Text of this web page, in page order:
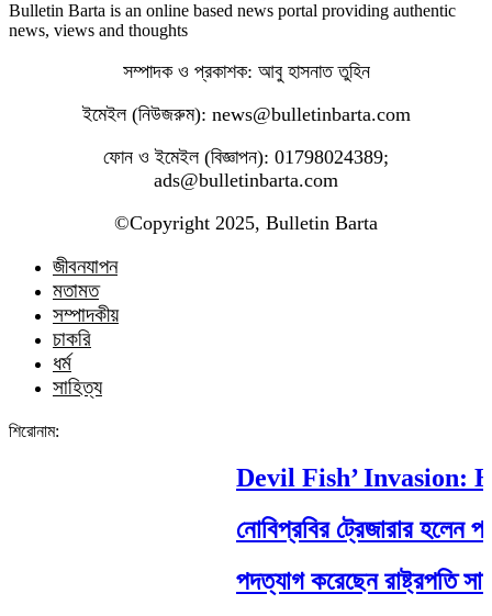
Bulletin Barta is an online based news portal providing authentic
news, views and thoughts
সম্পাদক ও প্রকাশক: আবু হাসনাত তুহিন
ইমেইল (নিউজরুম): news@bulletinbarta.com
ফোন ও ইমেইল (বিজ্ঞাপন): 01798024389;
ads@bulletinbarta.com
©️Copyright 2025, Bulletin Barta
জীবনযাপন
মতামত
সম্পাদকীয়
চাকরি
ধর্ম
সাহিত্য
শিরোনাম:
Devil Fish’ Invasion:
নোবিপ্রবির ট্রেজারার হলেন
পদত্যাগ করেছেন রাষ্ট্রপতি